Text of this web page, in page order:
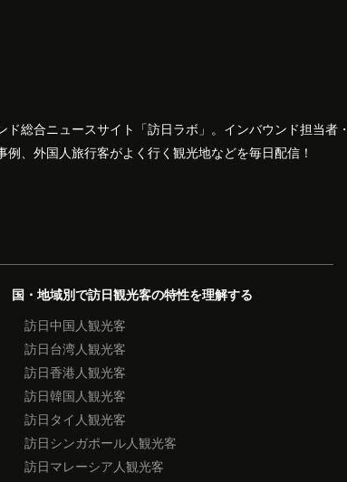
総合ニュースサイト「訪日ラボ」。インバウンド担当
、外国人旅行客がよく行く観光地などを毎日配信！
国・地域別で訪日観光客の特性を理解する
訪日中国人観光客
訪日台湾人観光客
訪日香港人観光客
訪日韓国人観光客
訪日タイ人観光客
訪日シンガポール人観光客
訪日マレーシア人観光客